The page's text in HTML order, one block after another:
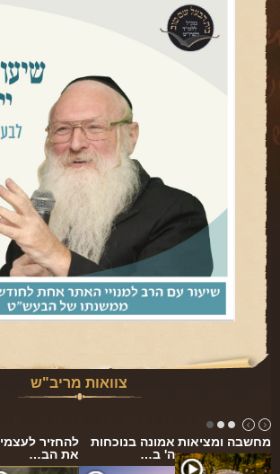
פינת הלכה
ספירת העומר
חסד
גבורה
תפארת
נצח
הוד
יסוד
סיפורי הבעל שם טוב
הרב מיכי יוספי
צוואות מריב"ש
להחזיר לעצמי
את הב…
אמונה בנוכחות
ה' ב…
מחשבה ומציאות